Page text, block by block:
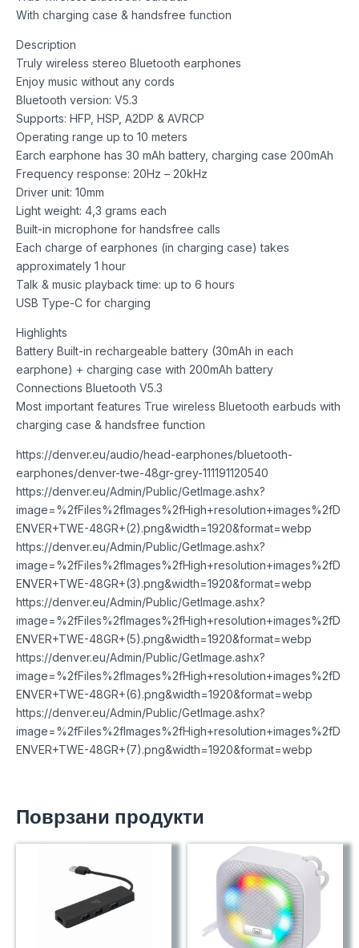
With charging case & handsfree function
Description
Truly wireless stereo Bluetooth earphones
Enjoy music without any cords
Bluetooth version: V5.3
Supports: HFP, HSP, A2DP & AVRCP
Operating range up to 10 meters
Earch earphone has 30 mAh battery, charging case 200mAh
Frequency response: 20Hz – 20kHz
Driver unit: 10mm
Light weight: 4,3 grams each
Built-in microphone for handsfree calls
Each charge of earphones (in charging case) takes
approximately 1 hour
Talk & music playback time: up to 6 hours
USB Type-C for charging
Highlights
Battery Built-in rechargeable battery (30mAh in each
earphone) + charging case with 200mAh battery
Connections Bluetooth V5.3
Most important features True wireless Bluetooth earbuds with
charging case & handsfree function
https://denver.eu/audio/head-earphones/bluetooth-
earphones/denver-twe-48gr-grey-111191120540
https://denver.eu/Admin/Public/GetImage.ashx?
image=%2fFiles%2fImages%2fHigh+resolution+images%2fD
ENVER+TWE-48GR+(2).png&width=1920&format=webp
https://denver.eu/Admin/Public/GetImage.ashx?
image=%2fFiles%2fImages%2fHigh+resolution+images%2fD
ENVER+TWE-48GR+(3).png&width=1920&format=webp
https://denver.eu/Admin/Public/GetImage.ashx?
image=%2fFiles%2fImages%2fHigh+resolution+images%2fD
ENVER+TWE-48GR+(5).png&width=1920&format=webp
https://denver.eu/Admin/Public/GetImage.ashx?
image=%2fFiles%2fImages%2fHigh+resolution+images%2fD
ENVER+TWE-48GR+(6).png&width=1920&format=webp
https://denver.eu/Admin/Public/GetImage.ashx?
image=%2fFiles%2fImages%2fHigh+resolution+images%2fD
ENVER+TWE-48GR+(7).png&width=1920&format=webp
Поврзани продукти